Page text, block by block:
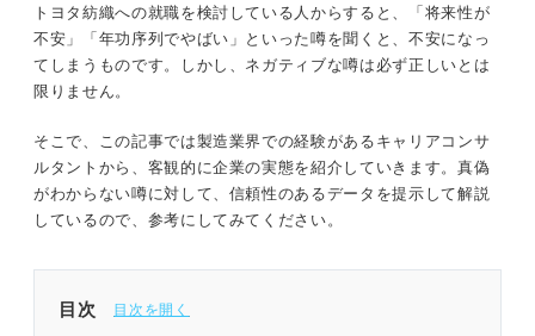
トヨタ紡織への就職を検討している人からすると、「将来性が
不安」「年功序列でやばい」といった噂を聞くと、不安になっ
てしまうものです。しかし、ネガティブな噂は必ず正しいとは
限りません。
そこで、この記事では製造業界での経験があるキャリアコンサ
ルタントから、客観的に企業の実態を紹介していきます。真偽
がわからない噂に対して、信頼性のあるデータを提示して解説
しているので、参考にしてみてください。
目次